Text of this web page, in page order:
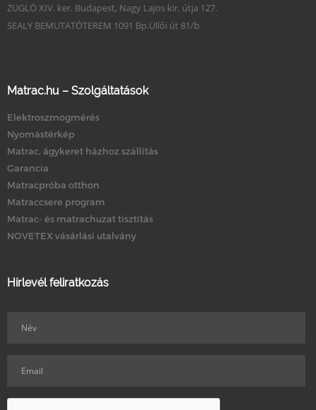
ZUGLÓ XIV. ker. Budapest, Nagy Lajos kir. útja 127.
SEALY BEMUTATÓTEREM 1091 Bp.Üllői út 81/b
Matrac.hu – Szolgáltatások
Elektroszmogmérés
Nyomástérkép
Matrac, ágykeret házhoz szállítás
Garancia
Matracpróba otthon
Matraccsere program
Matrac- és matrachuzat tisztítás
NOVETEX vásárlási utalvány
Hírlevél feliratkozás